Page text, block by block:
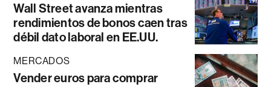
Wall Street avanza mientras
rendimientos de bonos caen tras
débil dato laboral en EE.UU.
MERCADOS
Vender euros para comprar